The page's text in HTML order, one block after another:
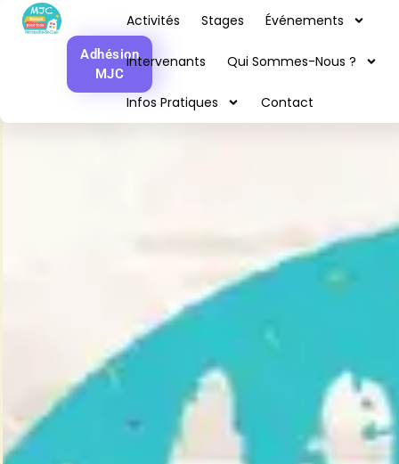
Activités Stages Événements
Intervenants Qui Sommes-Nous ?
Infos Pratiques Contact
Adhésion
MJC
Accueil